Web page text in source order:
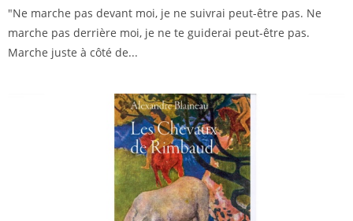
"Ne marche pas devant moi, je ne suivrai peut-être pas. Ne
marche pas derrière moi, je ne te guiderai peut-être pas.
Marche juste à côté de...